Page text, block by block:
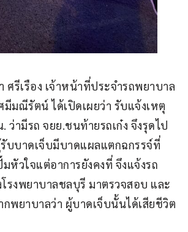
ศรีเรือง เจ้าหน้าที่ประจำรถพยาบาล
มณีรัตน์ ได้เปิดเผยว่า รับแจ้งเหตุ
ว่ามีรถ จยย.ชนท้ายรถเก๋ง จึงรุดไป
บบาดเจ็บมีบาดแผลแตกฉกรรจ์ที่
หัวใจแต่อาการยังคงที่ จึงแจ้งรถ
รงพยาบาลชลบุรี มาตรวจสอบ และ
พยาบาลว่า ผู้บาดเจ็บนั้นได้เสียชีวิต